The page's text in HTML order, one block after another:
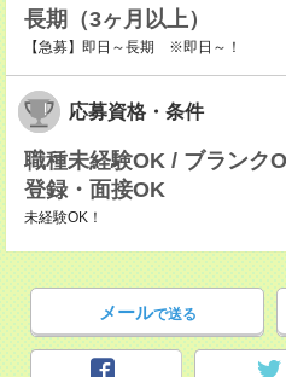
長期（3ヶ月以上）
【急募】即日～長期 ※即日～！
応募資格・条件
職種未経験OK / ブランク
登録・面接OK
未経験OK！
メールで送る